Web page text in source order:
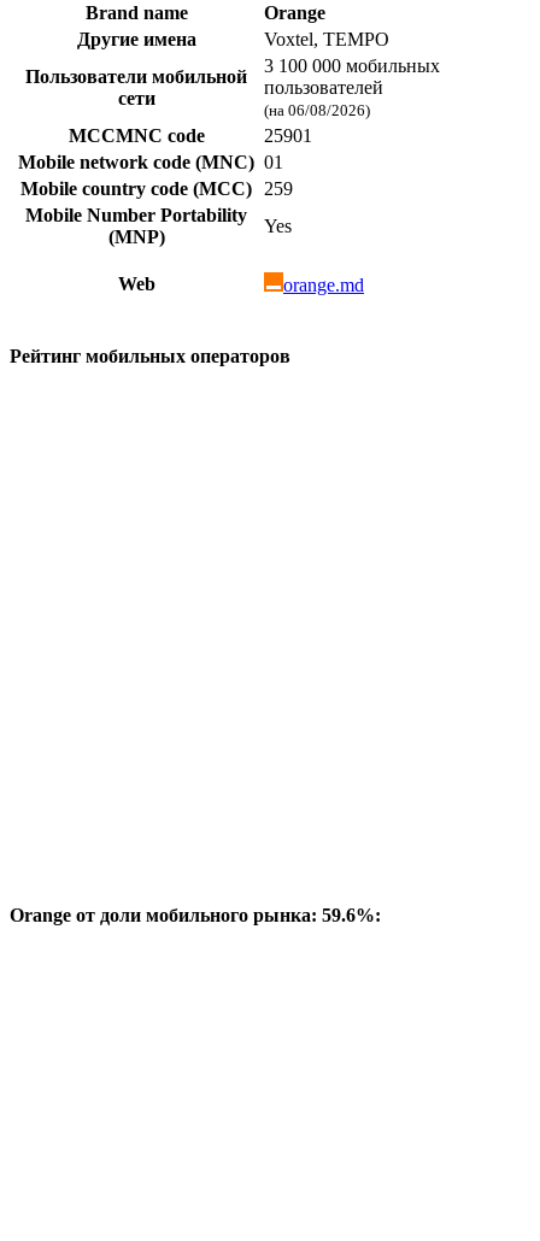
Brand name
Orange
Другие имена
Voxtel, TEMPO
Пользователи мобильной
сети
3 100 000 мобильных
пользователей
(на 06/08/2026)
MCCMNC code
25901
Mobile network code (MNC) 01
Mobile country code (MCC)
259
Mobile Number Portability
(MNP)
Yes
Web orange.md
Рейтинг мобильных операторов
Orange от доли мобильного рынка: 59.6%: